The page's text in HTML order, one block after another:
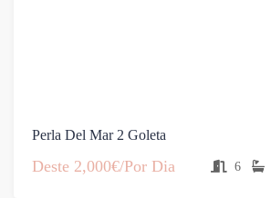
Perla Del Mar 2 Goleta
Deste 2,000€/Por Dia 6